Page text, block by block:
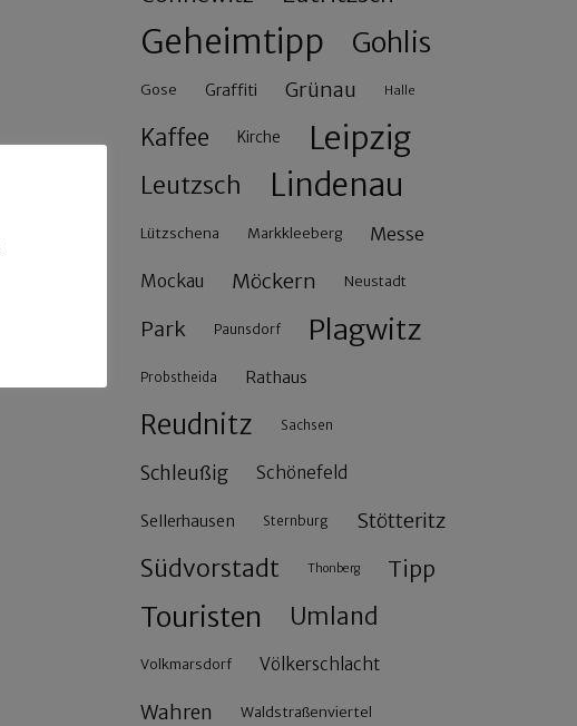
Geheimtipp Gohlis
Gose Graffiti Grünau Halle
Kaffee Kirche Leipzig
Leutzsch Lindenau
Lützschena Markkleeberg Messe
Mockau Möckern Neustadt
Park Paunsdorf Plagwitz
Probstheida Rathaus
Reudnitz Sachsen
Schleußig Schönefeld
Sellerhausen Sternburg Stötteritz
Südvorstadt Thonberg Tipp
Touristen Umland
Volkmarsdorf Völkerschlacht
Wahren Waldstraßenviertel